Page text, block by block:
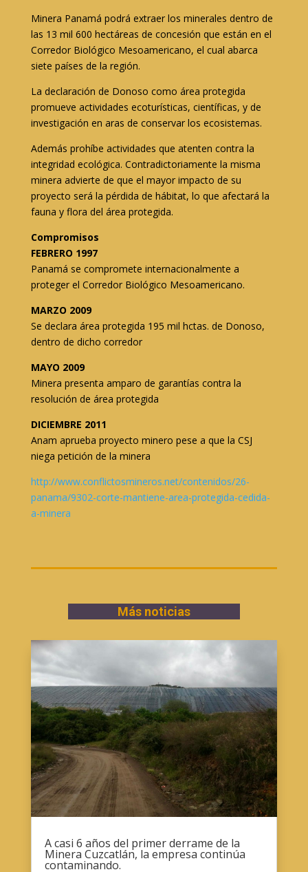
Minera Panamá podrá extraer los minerales dentro de
las 13 mil 600 hectáreas de concesión que están en el
Corredor Biológico Mesoamericano, el cual abarca
siete países de la región.
La declaración de Donoso como área protegida
promueve actividades ecoturísticas, científicas, y de
investigación en aras de conservar los ecosistemas.
Además prohíbe actividades que atenten contra la
integridad ecológica. Contradictoriamente la misma
minera advierte de que el mayor impacto de su
proyecto será la pérdida de hábitat, lo que afectará la
fauna y flora del área protegida.
Compromisos
FEBRERO 1997
Panamá se compromete internacionalmente a
proteger el Corredor Biológico Mesoamericano.
MARZO 2009
Se declara área protegida 195 mil hctas. de Donoso,
dentro de dicho corredor
MAYO 2009
Minera presenta amparo de garantías contra la
resolución de área protegida
DICIEMBRE 2011
Anam aprueba proyecto minero pese a que la CSJ
niega petición de la minera
http://www.conflictosmineros.net/contenidos/26-
panama/9302-corte-mantiene-area-protegida-cedida-
a-minera
Más noticias
A casi 6 años del primer derrame de la
Minera Cuzcatlán, la empresa continúa
contaminando.